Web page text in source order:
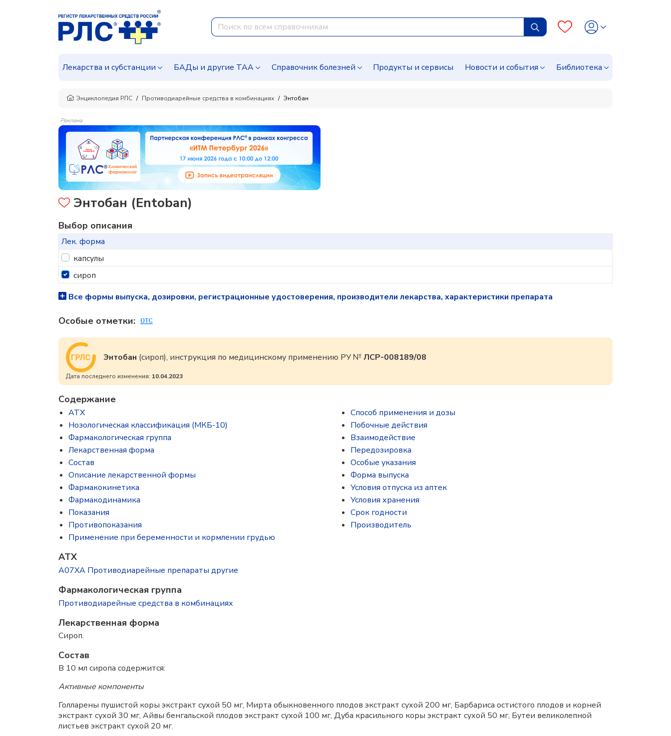
Лекарства и субстанции БАДы и другие ТАА Справочник болезней Продукты и сервисы Новости и события Библиотека
Энциклопедия РЛС Противодиарейные средства в комбинациях Энтобан
Реклама
Энтобан (Entoban)
Выбор описания
Лек. форма
капсулы
сироп
Все формы выпуска, дозировки, регистрационные удостоверения, производители лекарства, характеристики препарата
Особые отметки:
Энтобан (сироп), инструкция по медицинскому применению РУ № ЛСР-008189/08
Дата последнего изменения: 10.04.2023
Содержание
ATX
Нозологическая классификация (МКБ-10)
Фармакологическая группа
Лекарственная форма
Состав
Описание лекарственной формы
Фармакокинетика
Фармакодинамика
Показания
Противопоказания
Применение при беременности и кормлении грудью
Способ применения и дозы
Побочные действия
Взаимодействие
Передозировка
Особые указания
Форма выпуска
Условия отпуска из аптек
Условия хранения
Срок годности
Производитель
ATX
A07XA Противодиарейные препараты другие
Фармакологическая группа
Противодиарейные средства в комбинациях
Лекарственная форма
Сироп.
Состав
В 10 мл сиропа содержится:
Активные компоненты
Голларены пушистой коры экстракт сухой 50 мг, Мирта обыкновенного плодов экстракт сухой 200 мг, Барбариса остистого плодов и корней
экстракт сухой 30 мг, Айвы бенгальской плодов экстракт сухой 100 мг, Дуба красильного коры экстракт сухой 50 мг, Бутеи великолепной
листьев экстракт сухой 20 мг.